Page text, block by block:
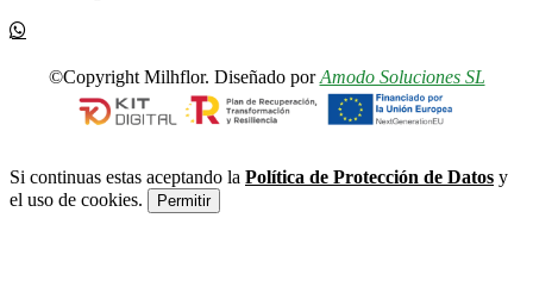
©Copyright Milhflor. Diseñado porAmodo Soluciones SL
Si continuas estas aceptando la Política de Protección de Datos y
el uso de cookies.
Permitir